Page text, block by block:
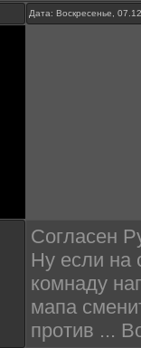
Дата: Воскресенье,
Согласен
Ну если на
комнаду
мапа
против ...